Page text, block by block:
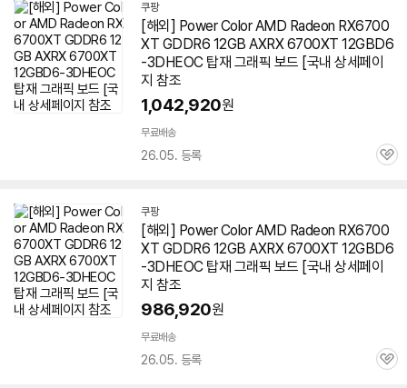
쿠팡
[해외] Power Color AMD Radeon RX6700
XT GDDR6 12GB AXRX6700XT 12GBD6
-3DHEOC 탑재 그래픽 보드 [국내 상세페이
지 참조
1,042,920원
무료배송
26.05. 등록
관
쿠팡
[해외] Power Color AMD Radeon RX6700
XT GDDR6 12GB AXRX6700XT 12GBD6
-3DHEOC 탑재 그래픽 보드 [국내 상세페이
지 참조
986,920원
무료배송
26.05. 등록
관